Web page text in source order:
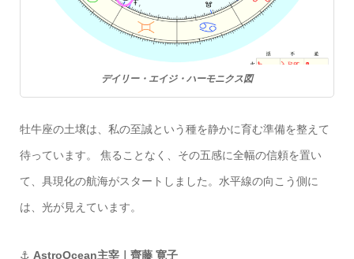
デイリー・エイジ・ハーモニクス図
牡牛座の土壌は、私の至誠という種を静かに育む準備を整えて
待っています。 焦ることなく、その五感に全幅の信頼を置い
て、具現化の航海がスタートしました。水平線の向こう側に
は、光が見えています。
⚓ AstroOcean主宰｜齊藤 寛子